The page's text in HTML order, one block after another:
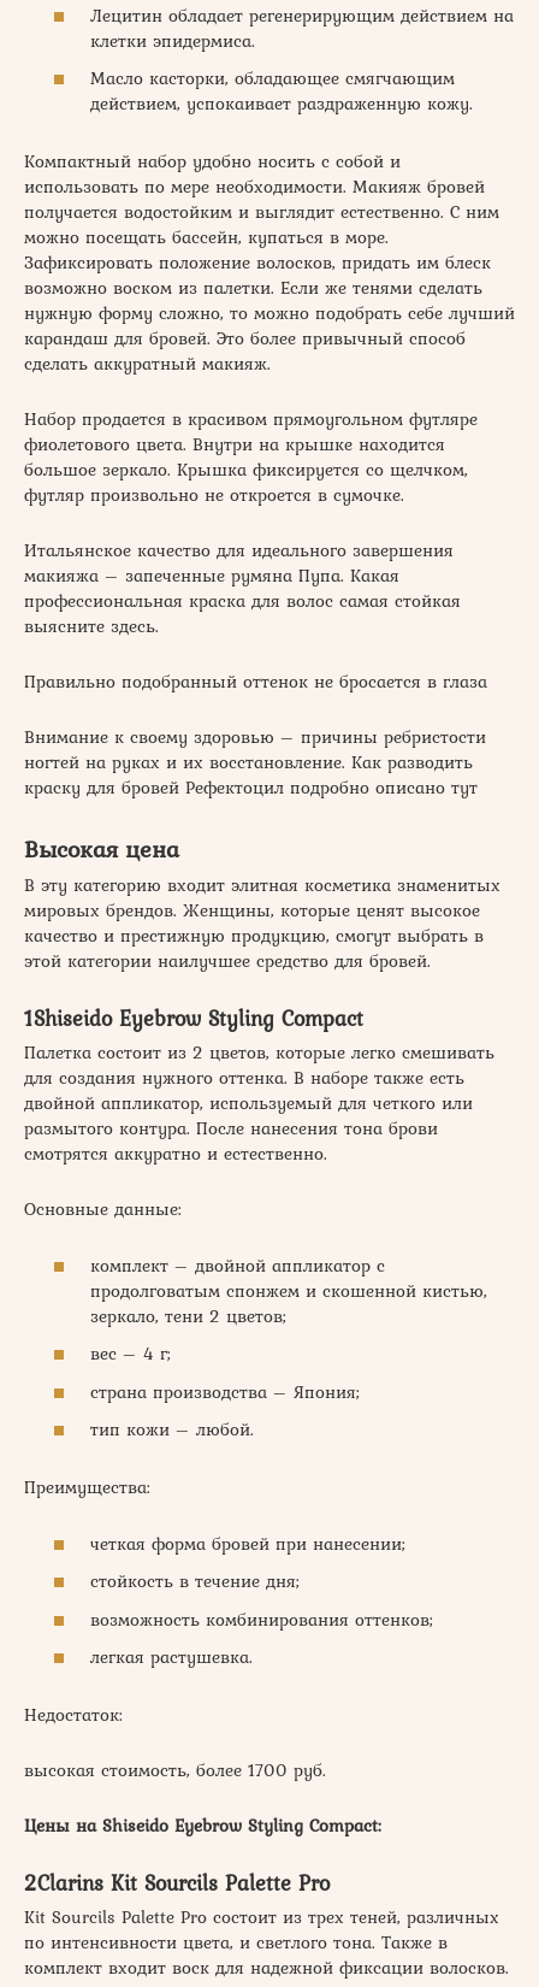
Лецитин обладает регенерирующим действием на
клетки эпидермиса.
Масло касторки, обладающее смягчающим
действием, успокаивает раздраженную кожу.
Компактный набор удобно носить с собой и
использовать по мере необходимости. Макияж бровей
получается водостойким и выглядит естественно. С ним
можно посещать бассейн, купаться в море.
Зафиксировать положение волосков, придать им блеск
возможно воском из палетки. Если же тенями сделать
нужную форму сложно, то можно подобрать себе лучший
карандаш для бровей. Это более привычный способ
сделать аккуратный макияж.
Набор продается в красивом прямоугольном футляре
фиолетового цвета. Внутри на крышке находится
большое зеркало. Крышка фиксируется со щелчком,
футляр произвольно не откроется в сумочке.
Итальянское качество для идеального завершения
макияжа – запеченные румяна Пупа. Какая
профессиональная краска для волос самая стойкая
выясните здесь.
Правильно подобранный оттенок не бросается в глаза
Внимание к своему здоровью – причины ребристости
ногтей на руках и их восстановление. Как разводить
краску для бровей Рефектоцил подробно описано тут
Высокая цена
В эту категорию входит элитная косметика знаменитых
мировых брендов. Женщины, которые ценят высокое
качество и престижную продукцию, смогут выбрать в
этой категории наилучшее средство для бровей.
1Shiseido Eyebrow Styling Compact
Палетка состоит из 2 цветов, которые легко смешивать
для создания нужного оттенка. В наборе также есть
двойной аппликатор, используемый для четкого или
размытого контура. После нанесения тона брови
смотрятся аккуратно и естественно.
Основные данные:
комплект – двойной аппликатор с
продолговатым спонжем и скошенной кистью,
зеркало, тени 2 цветов;
вес – 4 г;
страна производства – Япония;
тип кожи – любой.
Преимущества:
четкая форма бровей при нанесении;
стойкость в течение дня;
возможность комбинирования оттенков;
легкая растушевка.
Недостаток:
высокая стоимость, более 1700 руб.
Цены на Shiseido Eyebrow Styling Compact:
2Clarins Kit Sourcils Palette Pro
Kit Sourcils Palette Pro состоит из трех теней, различных
по интенсивности цвета, и светлого тона. Также в
комплект входит воск для надежной фиксации волосков.